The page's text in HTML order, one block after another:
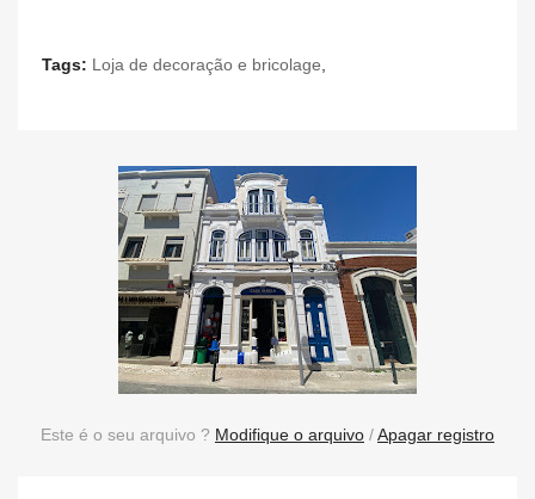
Tags: Loja de decoração e bricolage
Este é o seu arquivo ? Modifique o arquivo /Apagar registro